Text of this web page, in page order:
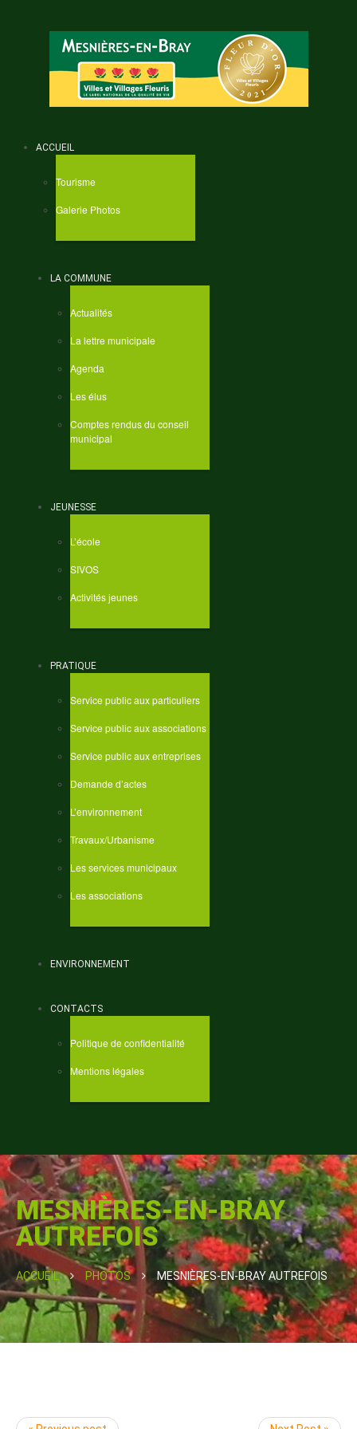
ACCUEIL
Tourisme
Galerie Photos
LA COMMUNE
Actualités
La lettre municipale
Agenda
Les élus
Comptes rendus du conseil
municipal
JEUNESSE
L’école
SIVOS
Activités jeunes
PRATIQUE
Service public aux particuliers
Service public aux associations
Service public aux entreprises
Demande d’actes
L’environnement
Travaux/Urbanisme
Les services municipaux
Les associations
ENVIRONNEMENT
CONTACTS
Politique de confidentialité
Mentions légales
MESNIÈRES-EN-BRAY
AUTREFOIS
ACCUEIL PHOTOS MESNIÈRES-EN-BRAY AUTREFOIS